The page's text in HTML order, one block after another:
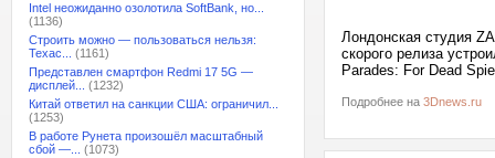
Intel неожиданно озолотила SoftBank, но...
(1136)
Строить можно — пользоваться нельзя:
Техас...
(1161)
Представлен смартфон Redmi 17 5G —
дисплей...
(1232)
Китай ответил на санкции США: ограничил...
(1253)
В работе Рунета произошёл масштабный
сбой —...
(1073)
Лондонская студия
скорого релиза
Parades: For Dead
Подробнее на 3Dnews.ru